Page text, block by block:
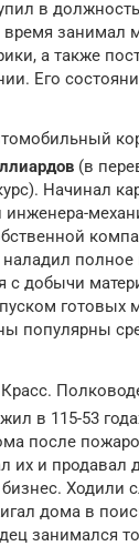
в
занимал
а также
Его
(в
Начинал
полное
с добычи
готовых
популярны
в 115-53
после
их и продавал
Ходили
дома в
занимался